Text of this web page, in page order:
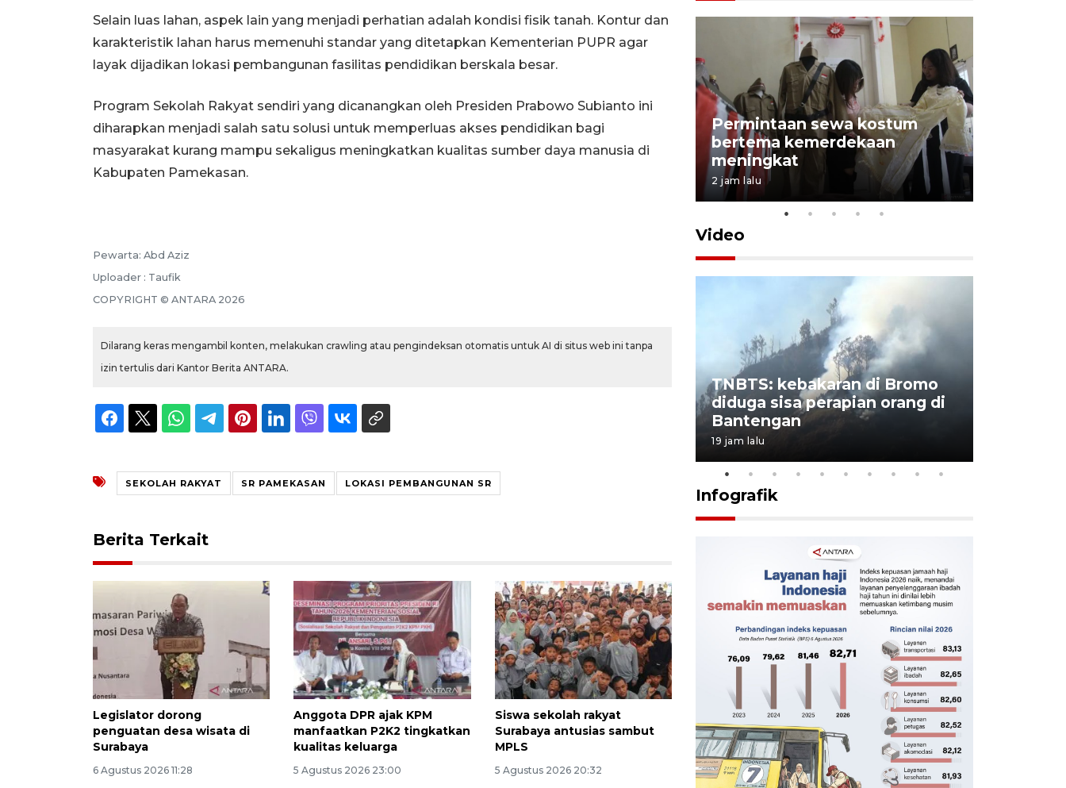
Selain luas lahan, aspek lain yang menjadi perhatian adalah kondisi fisik tanah. Kontur dan
karakteristik lahan harus memenuhi standar yang ditetapkan Kementerian PUPR agar
layak dijadikan lokasi pembangunan fasilitas pendidikan berskala besar.
Program Sekolah Rakyat sendiri yang dicanangkan oleh Presiden Prabowo Subianto ini
diharapkan menjadi salah satu solusi untuk memperluas akses pendidikan bagi
masyarakat kurang mampu sekaligus meningkatkan kualitas sumber daya manusia di
Kabupaten Pamekasan.
Pewarta: Abd Aziz
Uploader : Taufik
COPYRIGHT © ANTARA 2026
Dilarang keras mengambil konten, melakukan crawling atau pengindeksan otomatis untuk AI di situs web ini tanpa
izin tertulis dari Kantor Berita ANTARA.
SEKOLAH RAKYAT SR PAMEKASAN LOKASI PEMBANGUNAN SR
Berita Terkait
Legislator dorong
penguatan desa wisata di
Surabaya
6 Agustus 2026 11:28
Anggota DPR ajak KPM
manfaatkan P2K2 tingkatkan
kualitas keluarga
5 Agustus 2026 23:00
Siswa sekolah rakyat
Surabaya antusias sambut
MPLS
5 Agustus 2026 20:32
Penguatan struktur jembatan
Niyama Tulungagung
Permintaan sewa kostum
bertema kemerdekaan
meningkat
2 jam lalu
Video
TNBTS: kebakaran di Bromo
diduga sisa perapian orang di
Bantengan
19 jam lalu
Infografik